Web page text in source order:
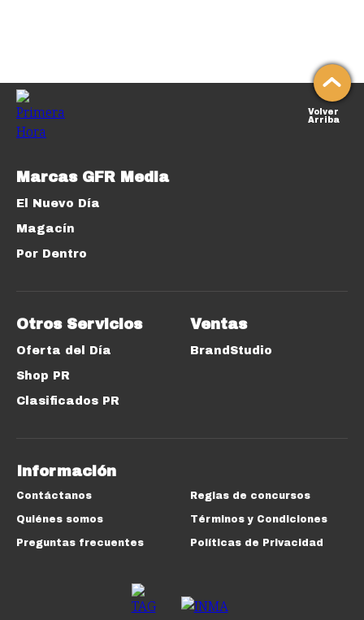
Volver
Arriba
Marcas GFR Media
El Nuevo Día
Magacín
Por Dentro
Otros Servicios
Oferta del Día
Shop PR
Clasificados PR
Ventas
BrandStudio
Información
Contáctanos
Quiénes somos
Preguntas frecuentes
Reglas de concursos
Términos y Condiciones
Políticas de Privacidad